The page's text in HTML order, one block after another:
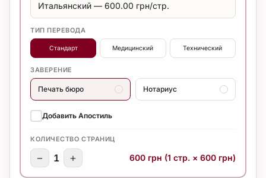
ТИП ПЕРЕВОДА
Стандарт Медицинский Технический
ЗАВЕРЕНИЕ
Печать бюро Нотариус
Добавить Апостиль
КОЛИЧЕСТВО СТРАНИЦ
− 1 + 600 грн (1 стр. × 600 грн)